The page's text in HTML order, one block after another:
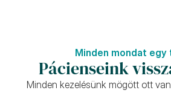
Minden mondat egy
Pácienseink
Minden kezelésünk mögött ott